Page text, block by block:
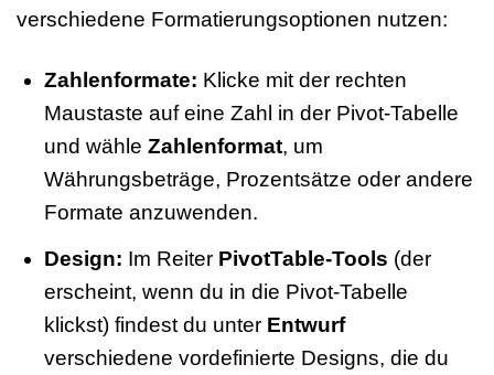
verschiedene Formatierungsoptionen nutzen:
Zahlenformate: Klicke mit der rechten
Maustaste auf eine Zahl in der Pivot-Tabelle
und wähle Zahlenformat, um
Währungsbeträge, Prozentsätze oder andere
Formate anzuwenden.
Design: Im Reiter PivotTable-Tools (der
erscheint, wenn du in die Pivot-Tabelle
klickst) findest du unter Entwurf
verschiedene vordefinierte Designs, die du